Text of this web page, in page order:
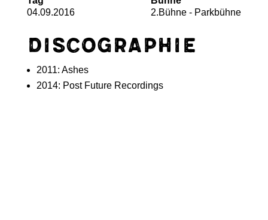
04.09.2016
2.Bühne - Parkbühne
Discographie
2011: Ashes
2014: Post Future Recordings